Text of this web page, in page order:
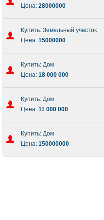
Цена: 28000000
Купить: Земельный участок
Цена: 15000000
Купить: Дом
Цена: 18 000 000
Купить: Дом
Цена: 11 000 000
Купить: Дом
Цена: 150000000